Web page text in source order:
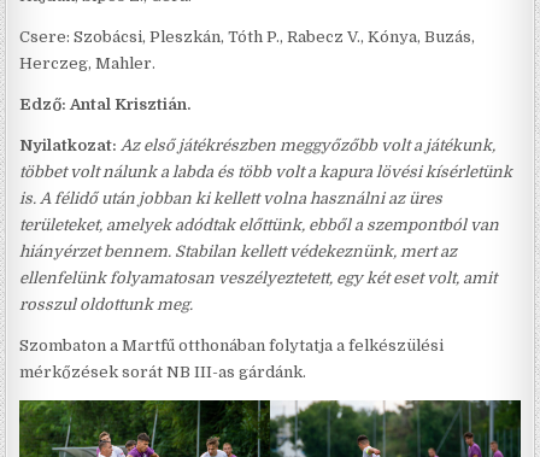
Csere: Szobácsi, Pleszkán, Tóth P., Rabecz V., Kónya, Buzás,
Herczeg, Mahler.
Edző: Antal Krisztián.
Nyilatkozat: Az első játékrészben meggyőzőbb volt a játékunk,
többet volt nálunk a labda és több volt a kapura lövési kísérletünk
is. A félidő után jobban ki kellett volna használni az üres
területeket, amelyek adódtak előttünk, ebből a szempontból van
hiányérzet bennem. Stabilan kellett védekeznünk, mert az
ellenfelünk folyamatosan veszélyeztetett, egy két eset volt, amit
rosszul oldottunk meg.
Szombaton a Martfű otthonában folytatja a felkészülési
mérkőzések sorát NB III-as gárdánk.